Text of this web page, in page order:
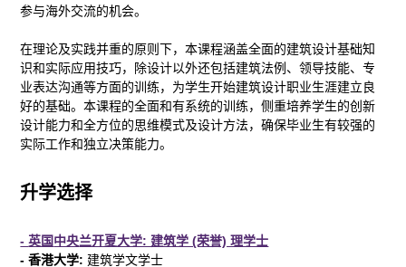
参与海外交流的机会。
在理论及实践并重的原则下，本课程涵盖全面的建筑设计基础知
识和实际应用技巧，除设计以外还包括建筑法例、领导技能、专
业表达沟通等方面的训练，为学生开始建筑设计职业生涯建立良
好的基础。本课程的全面和有系统的训练，侧重培养学生的创新
设计能力和全方位的思维模式及设计方法，确保毕业生有较强的
实际工作和独立决策能力。
升学选择
-英国中央兰开夏大学: 建筑学 (荣誉) 理学士
-香港大学: 建筑学文学士